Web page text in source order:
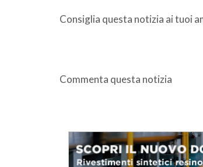
Consiglia questa notizia ai tuoi
Commenta questa notizia